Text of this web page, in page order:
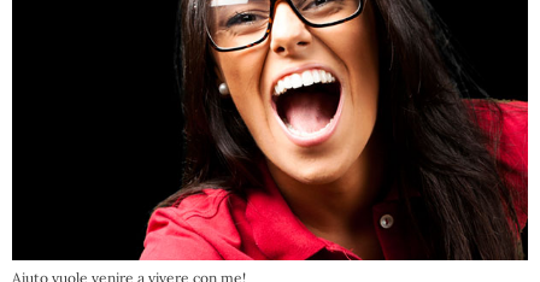
Aiuto vuole venire a vivere con me!